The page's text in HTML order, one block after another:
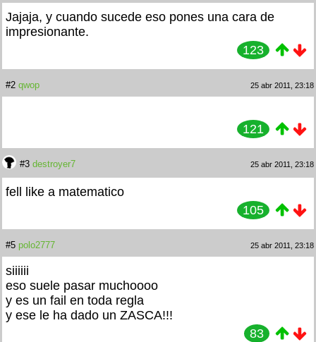
Jajaja, y cuando sucede eso pones una cara de
impresionante.
123
#2 qwop 25 abr 2011, 23:18
121
#3 destroyer7 25 abr 2011, 23:18
fell like a matematico
105
#5 polo2777 25 abr 2011, 23:18
siiiiii
eso suele pasar muchoooo
y es un fail en toda regla
y ese le ha dado un ZASCA!!!
83